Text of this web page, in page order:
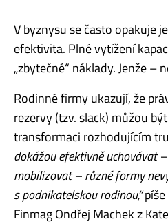
V byznysu se často opakuje
efektivita. Plné vytížení
„zbytečné“ náklady. Jenže –
Rodinné firmy ukazují, že
rezervy (tzv. slack) můžou
transformaci rozhodujícím
dokážou efektivně uchovávat
mobilizovat – různé formy
s podnikatelskou rodinou,“píše
Finmag Ondřej Machek z